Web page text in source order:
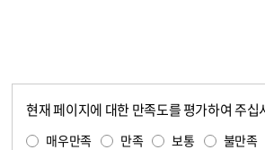
현재 페이지에 대한 만족도를 평가하여 주십
매우만족 만족 보통 불만족